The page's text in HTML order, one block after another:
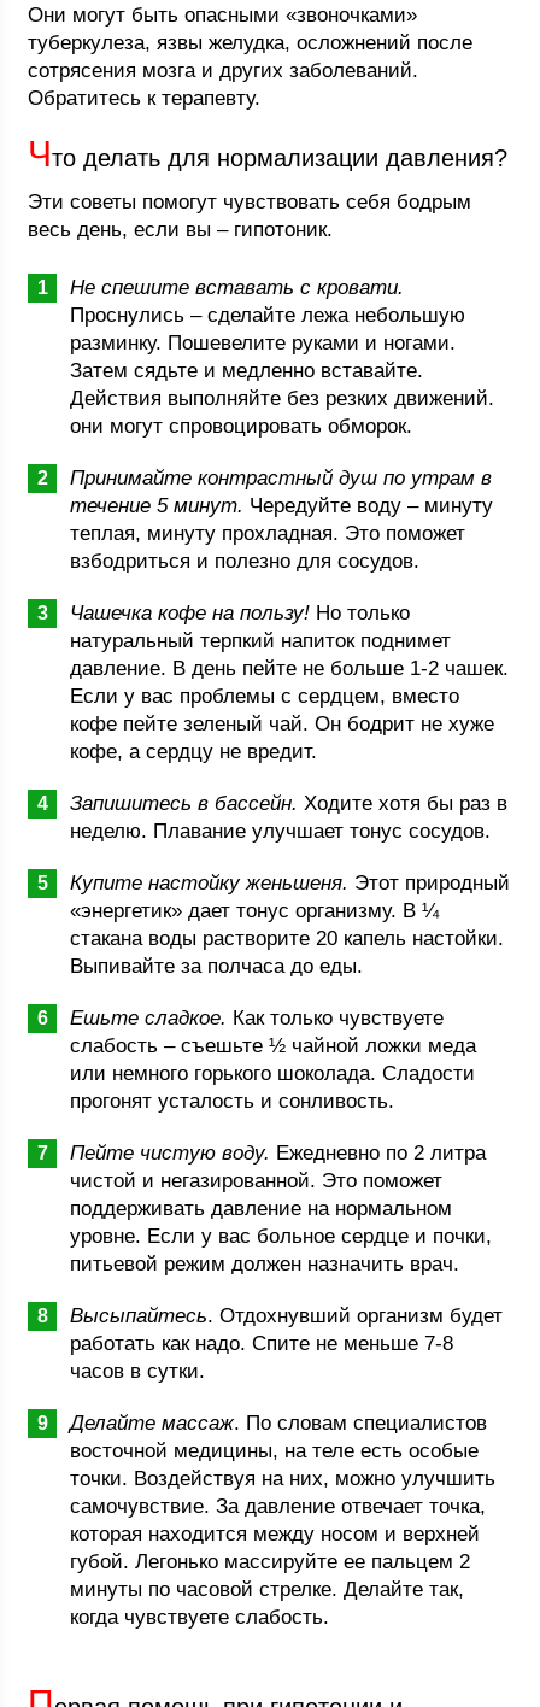
Они могут быть опасными «звоночками»
туберкулеза, язвы желудка, осложнений после
сотрясения мозга и других заболеваний.
Обратитесь к терапевту.
Что делать для нормализации давления?
Эти советы помогут чувствовать себя бодрым
весь день, если вы – гипотоник.
Не спешите вставать с кровати.
Проснулись – сделайте лежа небольшую
разминку. Пошевелите руками и ногами.
Затем сядьте и медленно вставайте.
Действия выполняйте без резких движений.
они могут спровоцировать обморок.
Принимайте контрастный душ по утрам в
течение 5 минут. Чередуйте воду – минуту
теплая, минуту прохладная. Это поможет
взбодриться и полезно для сосудов.
Чашечка кофе на пользу! Но только
натуральный терпкий напиток поднимет
давление. В день пейте не больше 1-2 чашек.
Если у вас проблемы с сердцем, вместо
кофе пейте зеленый чай. Он бодрит не хуже
кофе, а сердцу не вредит.
Запишитесь в бассейн. Ходите хотя бы раз в
неделю. Плавание улучшает тонус сосудов.
Купите настойку женьшеня. Этот природный
«энергетик» дает тонус организму. В ¼
стакана воды растворите 20 капель настойки.
Выпивайте за полчаса до еды.
Ешьте сладкое. Как только чувствуете
слабость – съешьте ½ чайной ложки меда
или немного горького шоколада. Сладости
прогонят усталость и сонливость.
Пейте чистую воду. Ежедневно по 2 литра
чистой и негазированной. Это поможет
поддерживать давление на нормальном
уровне. Если у вас больное сердце и почки,
питьевой режим должен назначить врач.
Высыпайтесь. Отдохнувший организм будет
работать как надо. Спите не меньше 7-8
часов в сутки.
Делайте массаж. По словам специалистов
восточной медицины, на теле есть особые
точки. Воздействуя на них, можно улучшить
самочувствие. За давление отвечает точка,
которая находится между носом и верхней
губой. Легонько массируйте ее пальцем 2
минуты по часовой стрелке. Делайте так,
когда чувствуете слабость.